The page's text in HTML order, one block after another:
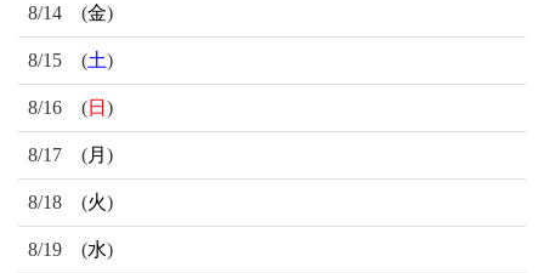
8/14 (金)
8/15 (土)
8/16 (日 )
8/17 (月 )
8/18 (火)
8/19 (水)